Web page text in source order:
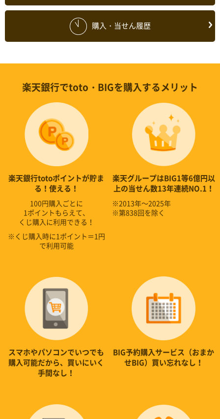
購入・当せん履歴
楽天銀行でtoto・BIGを購入するメリット
楽天銀行totoポイントが貯ま
る！使える！
100円購入ごとに
1ポイントもらえて、
くじ購入に利用できる！
※ くじ購入時に1ポイント＝1円
で利用可能
楽天グループはBIG1等6億円以
上の当せん数13年連続NO.1！
※2013年～2025年
※第838回を除く
スマホやパソコンでいつでも
購入可能だから、買いにいく
手間なし！
BIG予約購入サービス（おまか
せBIG）買い忘れなし！